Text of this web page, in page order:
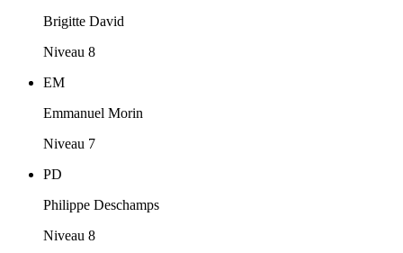
Brigitte David
Niveau 8
EM
Emmanuel Morin
Niveau 7
PD
Philippe Deschamps
Niveau 8